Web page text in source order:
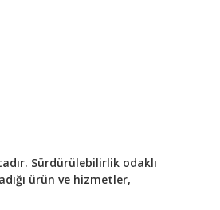
Sürdürülebilirlik odaklı
ürün ve hizmetler,